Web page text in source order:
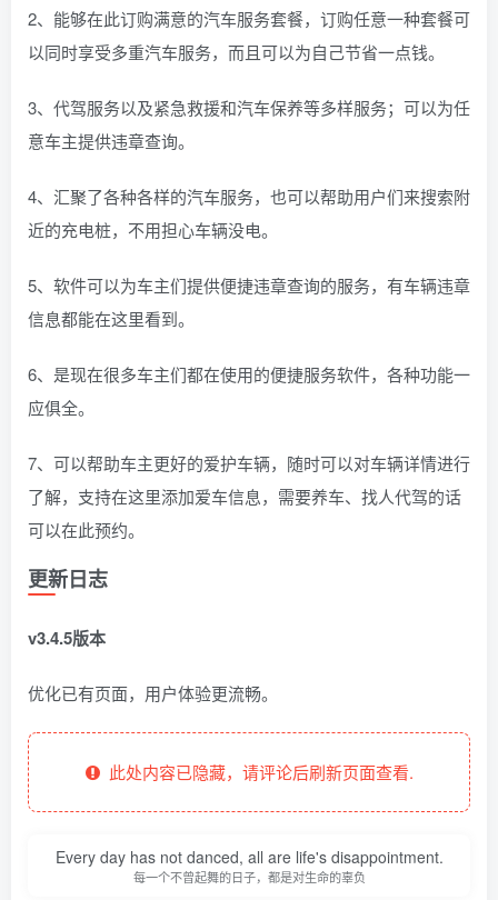
2、能够在此订购满意的汽车服务套餐，订购任意一种套餐可
以同时享受多重汽车服务，而且可以为自己节省一点钱。
3、代驾服务以及紧急救援和汽车保养等多样服务；可以为任
意车主提供违章查询。
4、汇聚了各种各样的汽车服务，也可以帮助用户们来搜索附
近的充电桩，不用担心车辆没电。
5、软件可以为车主们提供便捷违章查询的服务，有车辆违章
信息都能在这里看到。
6、是现在很多车主们都在使用的便捷服务软件，各种功能一
应俱全。
7、可以帮助车主更好的爱护车辆，随时可以对车辆详情进行
了解，支持在这里添加爱车信息，需要养车、找人代驾的话
可以在此预约。
更新日志
v3.4.5版本
优化已有页面，用户体验更流畅。
此处内容已隐藏，请评论后刷新页面查看.
Every day has not danced, all are life's disappointment.
每一个不曾起舞的日子，都是对生命的辜负